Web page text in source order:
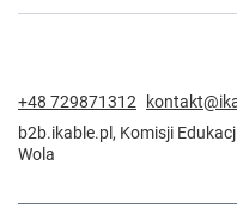
+48 729871312
b2b.ikable.pl , Komisji
Wola